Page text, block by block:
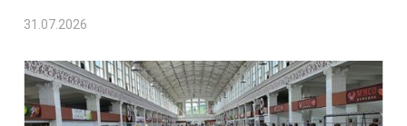
31.07.2026